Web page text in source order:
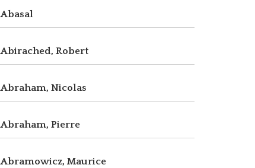
Abasal
Abirached, Robert
Abraham, Nicolas
Abraham, Pierre
Abramowicz, Maurice